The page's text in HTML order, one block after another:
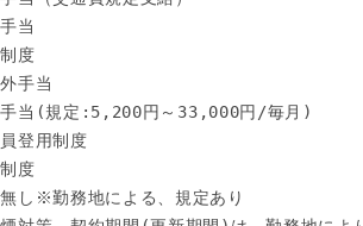
当
度
手当
手当(規定:5,200円～33,000円/毎月)
員登用制度
度
し※勤務地による、規定あり